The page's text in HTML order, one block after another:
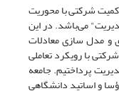
شرکتی با محوریت
می‌باشد. در این
و مدل سازی معادلات
با رویکرد تعاملی
پرداختیم. جامعه
و اساتید دانشگاهی